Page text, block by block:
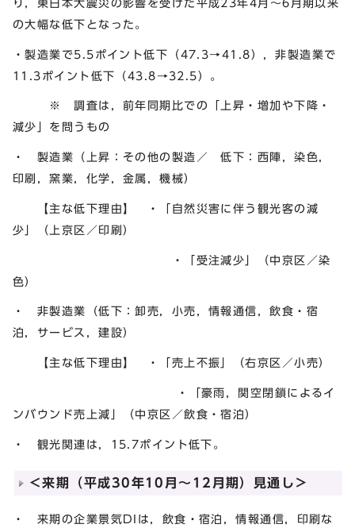
り，東日本大震災の影響を受けた平成23年4月～6月期以来
の大幅な低下となった。
・製造業で5.5ポイント低下（47.3→41.8），非製造業で
11.3ポイント低下（43.8→32.5）。
※ 調査は，前年同期比での「上昇・増加や下降・
減少」を問うもの
・ 製造業（上昇：その他の製造／ 低下：西陣，染色，
印刷，窯業，化学，金属，機械）
【主な低下理由】 ・「自然災害に伴う観光客の減
少」（上京区／印刷）
・「受注減少」（中京区／染
色）
・ 非製造業（低下：卸売，小売，情報通信，飲食・宿
泊，サービス，建設）
【主な低下理由】 ・「売上不振」（右京区／小売）
・「豪雨，関空閉鎖によるイ
ンバウンド売上減」（中京区／飲食・宿泊）
・ 観光関連は，15.7ポイント低下。
＜来期（平成30年10月～12月期）見通し＞
・ 来期の企業景気DIは，飲食・宿泊，情報通信，印刷な